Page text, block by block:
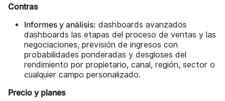
Contras
Informes y análisis: dashboards avanzados
dashboards las etapas del proceso de ventas y las
negociaciones, previsión de ingresos con
probabilidades ponderadas y desgloses del
rendimiento por propietario, canal, región, sector o
cualquier campo personalizado.
Precio y planes